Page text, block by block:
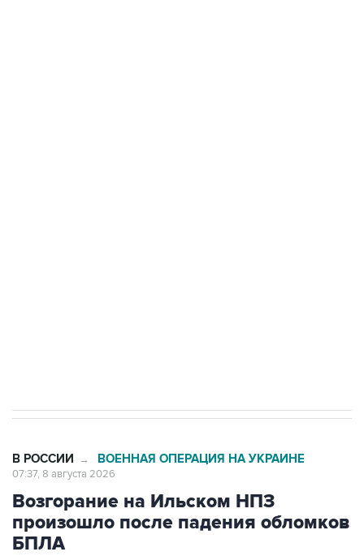
В РОССИИ → ВОЕННАЯ ОПЕРАЦИЯ НА УКРАИНЕ
07:37, 8 августа 2026
Возгорание на Ильском НПЗ
произошло после падения обломков
БПЛА